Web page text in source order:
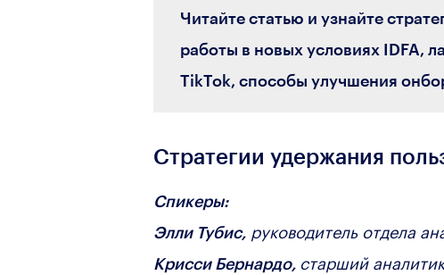
Читайте статью и узнайте
работы в новых условиях IDFA,
TikTok, способы улучшения
Стратегии удержания
Спикеры:
Элли Тубис, руководитель отдела
Крисси Бернардо, старший